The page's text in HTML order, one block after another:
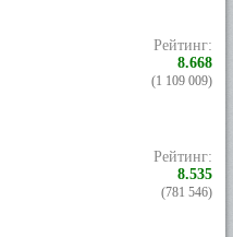
Рейтинг:
8.668
(1 109 009)
Рейтинг:
8.535
(781 546)